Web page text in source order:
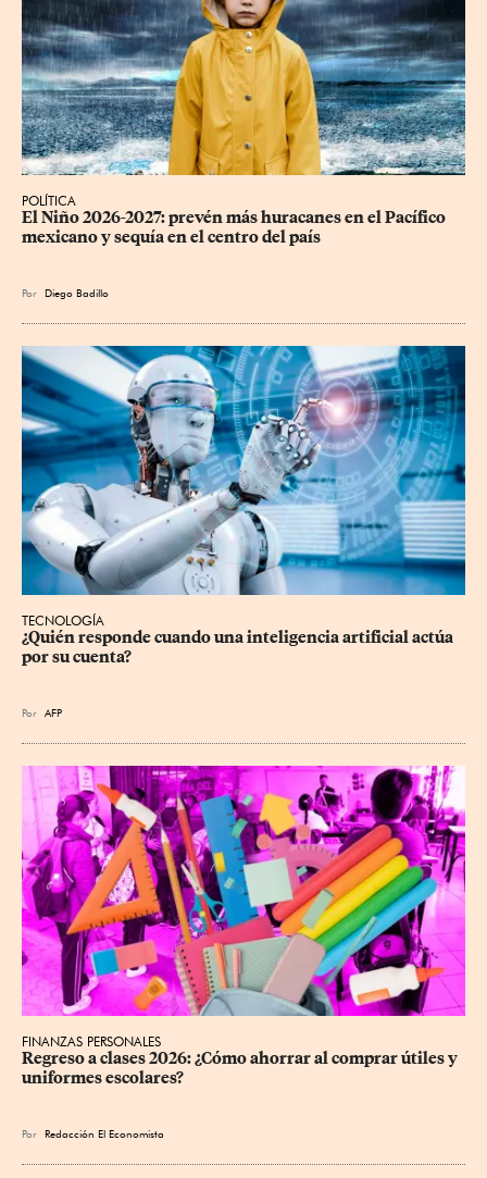
POLÍTICA
El Niño 2026-2027: prevén más huracanes en el Pacífico
mexicano y sequía en el centro del país
Por Diego Badillo
TECNOLOGÍA
¿Quién responde cuando una inteligencia artificial actúa
por su cuenta?
Por AFP
FINANZAS PERSONALES
Regreso a clases 2026: ¿Cómo ahorrar al comprar útiles y
uniformes escolares?
Por Redacción El Economista